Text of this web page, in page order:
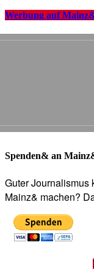
Werbung auf
Spenden& an
Guter Journalismus
Mainz& machen?